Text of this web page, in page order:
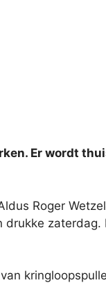
Er wordt
Roger
zaterdag.